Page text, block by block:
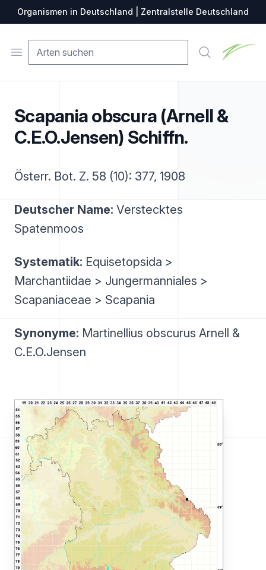
Organismen in Deutschland | Zentralstelle Deutschland
Open menu Suche
Scapania obscura (Arnell &
C.E.O.Jensen) Schiffn.
Österr. Bot. Z. 58 (10): 377, 1908
Deutscher Name: Verstecktes
Spatenmoos
Systematik: Equisetopsida >
Marchantiidae > Jungermanniales >
Scapaniaceae > Scapania
Synonyme: Martinellius obscurus Arnell &
C.E.O.Jensen